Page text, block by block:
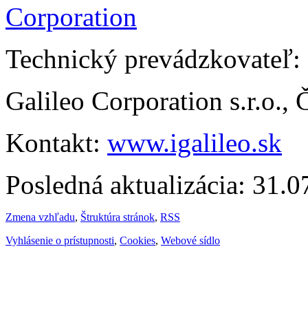
Technický prevádzkovateľ:
Galileo Corporation s.r.o.,
Kontakt: www.igalileo.sk
Posledná aktualizácia:
Zmena vzhľadu, Štruktúra stránok, RSS
Vyhlásenie o prístupnosti, Cookies, Webové sídlo